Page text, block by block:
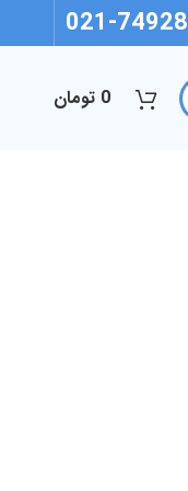
021-74928
0 تومان